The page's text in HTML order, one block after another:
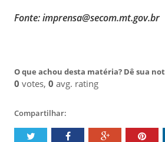
Fonte: imprensa@secom.mt.gov.br
O que achou desta matéria? Dê sua
0 votes, 0 avg. rating
Compartilhar: